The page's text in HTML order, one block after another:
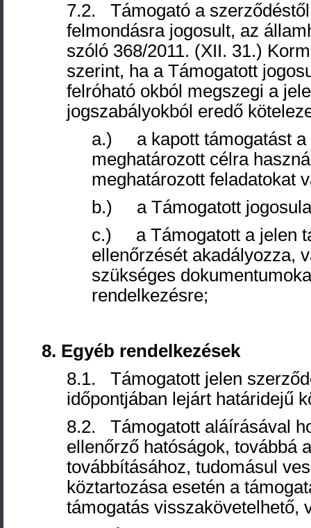
7.2. Támogató a
felmondásra jogosult, az
szóló 368/2011. (XII. 31.)
szerint, ha a Támogatott
felróható okból megszegi a
jogszabályokból eredő
a.) a kapott támogatást a
meghatározott célra
meghatározott feladatokat
b.) a Támogatott
c.) a Támogatott a jelen
ellenőrzését akadályozza,
szükséges
rendelkezésre;
8. Egyéb rendelkezések
8.1. Támogatott jelen
időpontjában lejárt határidejű
8.2. Támogatott aláírásával
ellenőrző hatóságok, továbbá
továbbításához, tudomásul
köztartozása esetén a
támogatás visszakövetelhető,